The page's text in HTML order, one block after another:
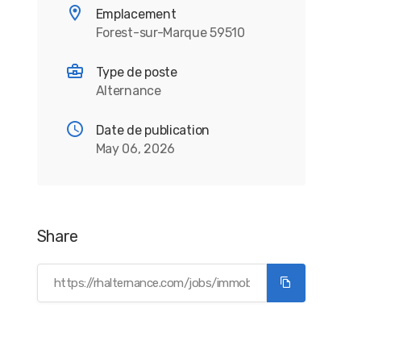
Emplacement
Forest-sur-Marque 59510
Type de poste
Alternance
Date de publication
May 06, 2026
Share